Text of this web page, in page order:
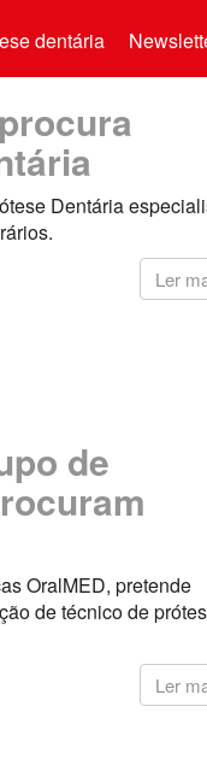
dentária
Dentária
Ler
de
OralMED, pretende
de técnico de
Ler